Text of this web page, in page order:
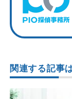
関連する記事